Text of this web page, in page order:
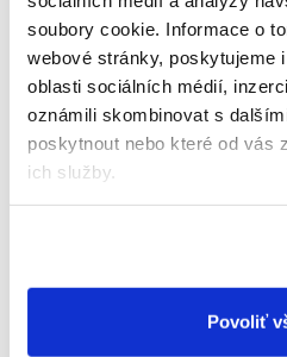
soubory cookie. Informace o
webové stránky, poskytujeme
oblasti sociálních médií,
oznámili skombinovat s
poskytnout nebo které od vás
ich služby.
Povoliť
Rast s chuťou
Receptúry sú vytvorené v
s michelinským
a odborníkmi na výživu.